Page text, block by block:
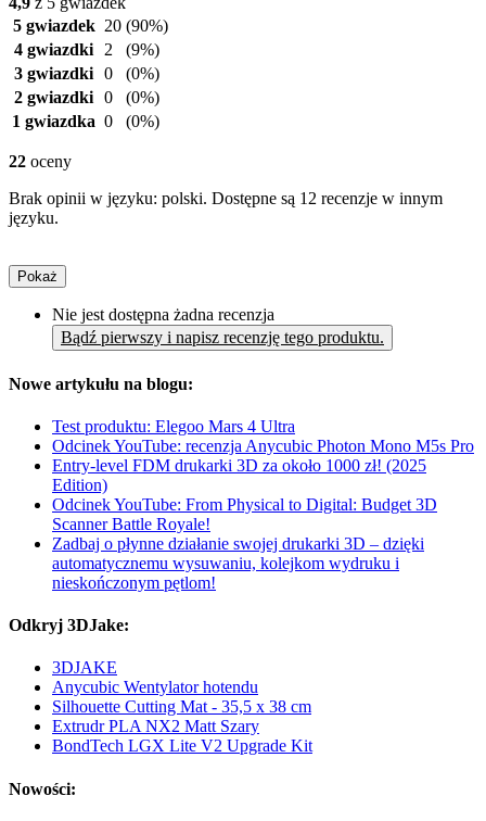
5 gwiazdek 20 (90%)
4 gwiazdki
2
(9%)
3 gwiazdki 0
(0%)
2 gwiazdki 0
(0%)
1 gwiazdka 0 (0%)
22 oceny
Brak opinii w języku: polski. Dostępne są 12 recenzje w innym
języku.
Pokaż
Nie jest dostępna żadna recenzja
Bądź pierwszy i napisz recenzję tego produktu.
Nowe artykułu na blogu:
Test produktu: Elegoo Mars 4 Ultra
Odcinek YouTube: recenzja Anycubic Photon Mono M5s Pro
Entry-level FDM drukarki 3D za około 1000 zł! (2025
Edition)
Odcinek YouTube: From Physical to Digital: Budget 3D
Scanner Battle Royale!
Zadbaj o płynne działanie swojej drukarki 3D – dzięki
automatycznemu wysuwaniu, kolejkom wydruku i
nieskończonym pętlom!
Odkryj 3DJake:
3DJAKE
Anycubic Wentylator hotendu
Silhouette Cutting Mat - 35,5 x 38 cm
Extrudr PLA NX2 Matt Szary
BondTech LGX Lite V2 Upgrade Kit
Nowości: